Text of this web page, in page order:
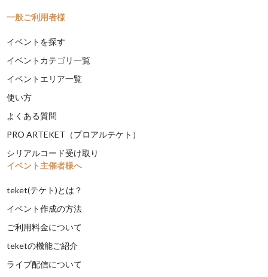
一般ご利用者様
イベントを探す
イベントカテゴリ一覧
イベントエリア一覧
使い方
よくある質問
PRO ARTEKET（プロアルテケト）
シリアルコード受け取り
イベント主催者様へ
teket(テケト)とは？
イベント作成の方法
ご利用料金について
teketの機能ご紹介
ライブ配信について